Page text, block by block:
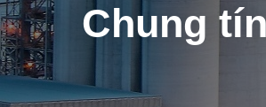
Chung